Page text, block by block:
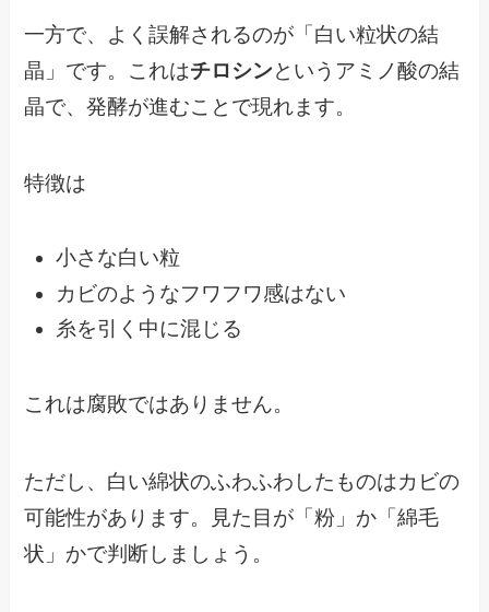
一方で、よく誤解されるのが「白い粒状の結
晶」です。これはチロシンというアミノ酸の結
晶で、発酵が進むことで現れます。
特徴は
小さな白い粒
カビのようなフワフワ感はない
糸を引く中に混じる
これは腐敗ではありません。
ただし、白い綿状のふわふわしたものはカビの
可能性があります。見た目が「粉」か「綿毛
状」かで判断しましょう。